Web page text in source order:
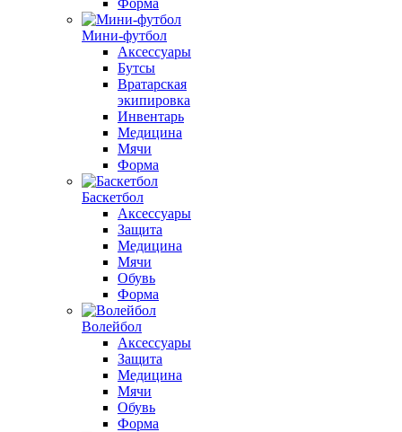
Форма
Мини-футбол
Аксессуары
Бутсы
Вратарская
экипировка
Инвентарь
Медицина
Мячи
Форма
Баскетбол
Аксессуары
Защита
Медицина
Мячи
Обувь
Форма
Волейбол
Аксессуары
Защита
Медицина
Мячи
Обувь
Форма